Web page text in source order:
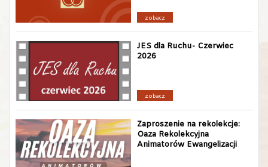
zobacz
JES dla Ruchu- Czerwiec
2026
zobacz
Zaproszenie na rekolekcje:
Oaza Rekolekcyjna
Animatorów Ewangelizacji